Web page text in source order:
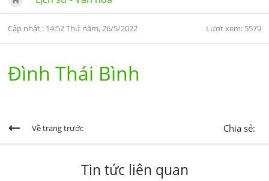
Cập nhật : 14:52 Thứ năm, 26/5/2022 Lượt xem: 5579
Đình Thái Bình
Về trang trước Chia sẻ:
Tin tức liên quan